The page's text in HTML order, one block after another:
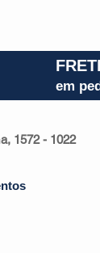
em
1572 - 1022